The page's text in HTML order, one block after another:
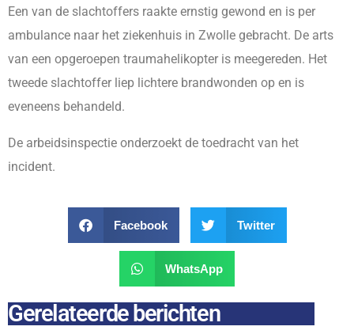
Een van de slachtoffers raakte ernstig gewond en is per
ambulance naar het ziekenhuis in Zwolle gebracht. De arts
van een opgeroepen traumahelikopter is meegereden. Het
tweede slachtoffer liep lichtere brandwonden op en is
eveneens behandeld.
De arbeidsinspectie onderzoekt de toedracht van het
incident.
Facebook Twitter
WhatsApp
Gerelateerde berichten